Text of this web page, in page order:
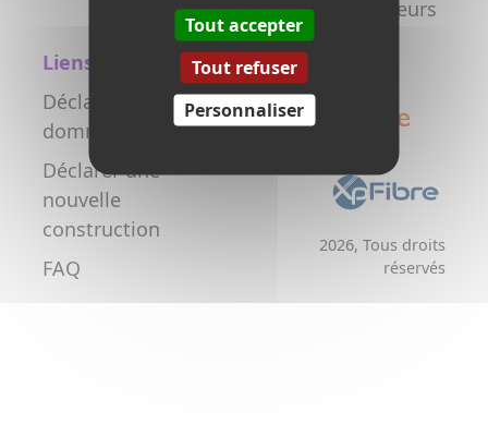
Aménageurs
Liens utiles
Déclarer un
dommage réseau
Déclarer une
nouvelle
construction
FAQ
2026, Tous droits
réservés
Tout accepter
Tout refuser
Personnaliser